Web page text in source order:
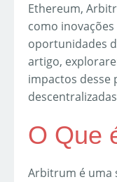
Ethereum,
como
oportunidades
artigo,
impactos desse
O Que
Arbitrum é uma